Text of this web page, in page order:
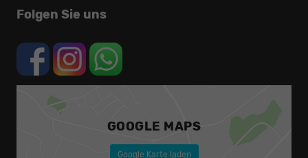
Folgen Sie uns
GOOGLE MAPS
Google Karte laden